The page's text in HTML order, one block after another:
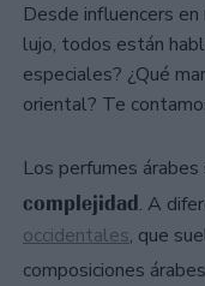
Desde influencers
lujo, todos están
especiales? ¿Qué
oriental? Te
Los perfumes
complejidad. A
occidentales, que
composiciones